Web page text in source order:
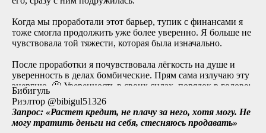
Когда мы проработали этот барьер, тупик с финансами я
тоже смогла продолжить уже более уверенно. Я больше не
чувствовала той тяжести, которая была изначально.
После проработки я почувствовала лёгкость на душе и
уверенность в делах бомбические. Прям сама излучаю эту
энергию. 🤩 Уверенность в своих силах, порядок в голове;
люди не напрягают так сильно, как раньше, когда
нарушают мою зону комфорта (как в коронавирусе, раньше
не подпускала на 1,5 м, а теперь на 0,5м 😁)
Бибигуль
Риэлтор @bibigul51326
Запрос: «Растет кредит, не плачу за него, хотя могу. Не
могу тратить деньги на себя, стесняюсь продавать»